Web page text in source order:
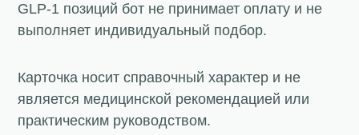
GLP-1 позиций бот не принимает оплату и не
выполняет индивидуальный подбор.
Карточка носит справочный характер и не
является медицинской рекомендацией или
практическим руководством.